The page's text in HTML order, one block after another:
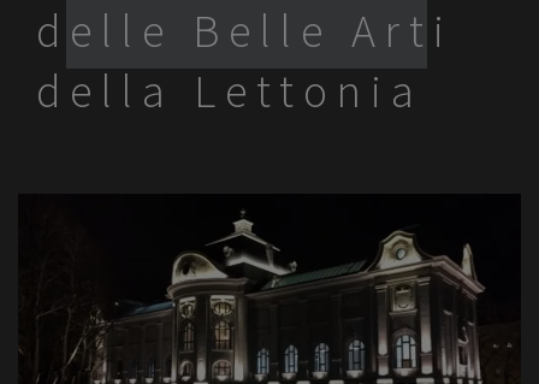
delle Belle Arti
della Lettonia